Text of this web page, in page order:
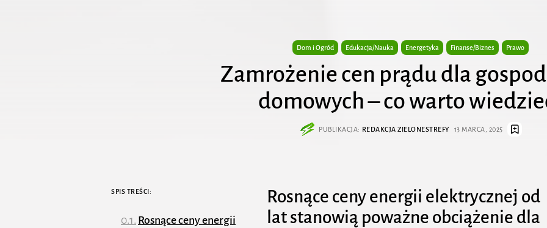
Dom i Ogród Edukacja/Nauka Energetyka Finanse/Biznes Prawo
Zamrożenie cen prądu dla
domowych – co warto
PUBLIKACJA: REDAKCJA ZIELONESTREFY 13 MARCA, 2025
Rosnące ceny energii elektrycznej od
lat stanowią poważne obciążenie dla
SPIS TREŚCI:
Rosnące ceny energii